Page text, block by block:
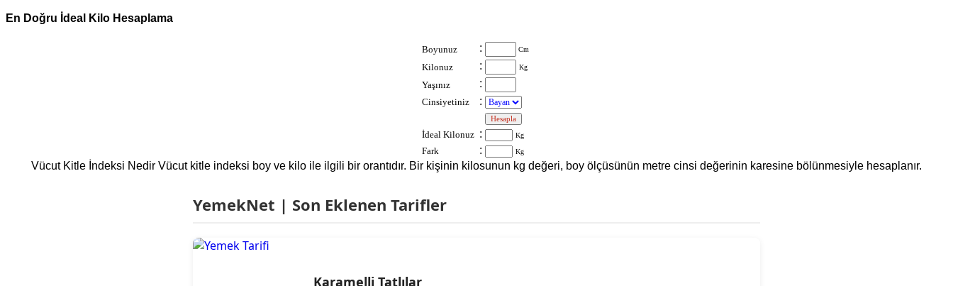
En Doğru İdeal Kilo Hesaplama
Boyunuz : Cm
Kilonuz : Kg
Yaşınız :
Cinsiyetiniz
:
İdeal Kilonuz : Kg
Fark : Kg
Vücut Kitle İndeksi Nedir Vücut kitle indeksi boy ve kilo ile ilgili bir orantıdır. Bir kişinin kilosunun kg değeri, boy ölçüsünün metre cinsi değerinin karesine bölünmesiyle hesaplanır.
YemekNet | Son Eklenen Tarifler
Karamelli Tatlılar